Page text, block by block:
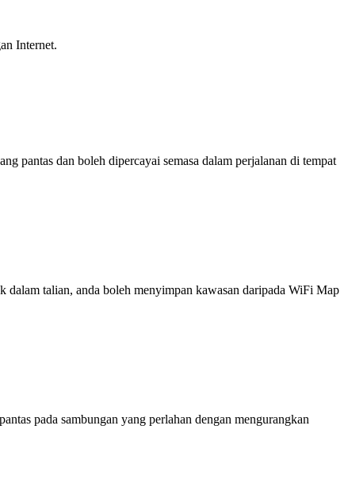
Internet.
pantas dan boleh dipercayai semasa dalam perjalanan di tempat
dalam talian, anda boleh menyimpan kawasan daripada WiFi Map
pada sambungan yang perlahan dengan mengurangkan